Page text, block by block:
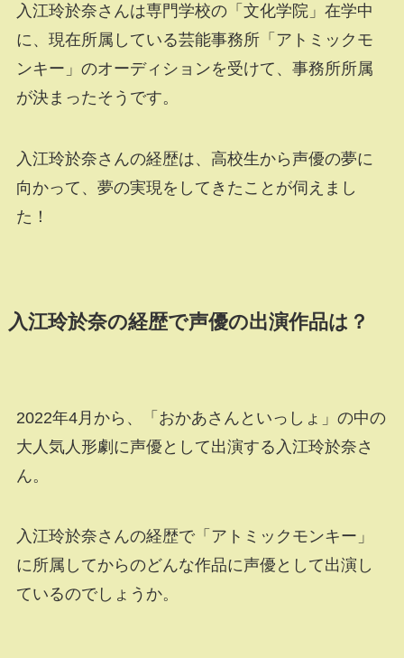
入江玲於奈さんは専門学校の「文化学院」在学中
に、現在所属している芸能事務所「アトミックモ
ンキー」のオーディションを受けて、事務所所属
が決まったそうです。
入江玲於奈さんの経歴は、高校生から声優の夢に
向かって、夢の実現をしてきたことが伺えまし
た！
入江玲於奈の経歴で声優の出演作品は？
2022年4月から、「おかあさんといっしょ」の中の
大人気人形劇に声優として出演する入江玲於奈さ
ん。
入江玲於奈さんの経歴で「アトミックモンキー」
に所属してからのどんな作品に声優として出演し
ているのでしょうか。